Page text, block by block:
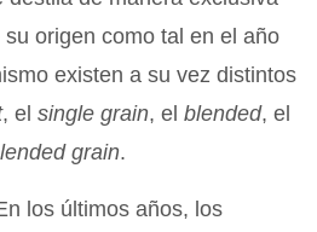
su origen como tal en el año
existen a su vez distintos
, elsingle grain, elblended, el
grain.
los últimos años, los